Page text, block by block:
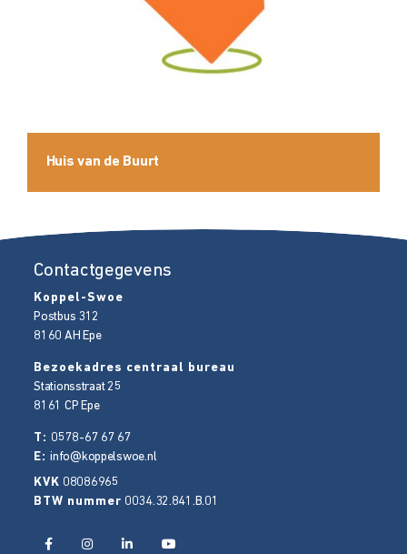
Huis van de Buurt
Contactgegevens
Koppel-Swoe
Postbus 312
8160 AH Epe
Bezoekadres centraal bureau
Stationsstraat 25
8161 CP Epe
T: 0578-67 67 67
E:info@koppelswoe.nl
KVK 08086965
BTW nummer 0034.32.841.B.01